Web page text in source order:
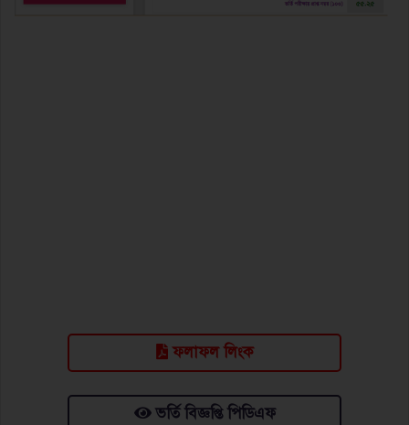
ফলাফল লিংক
ভর্তি বিজ্ঞপ্তি পিডিএফ